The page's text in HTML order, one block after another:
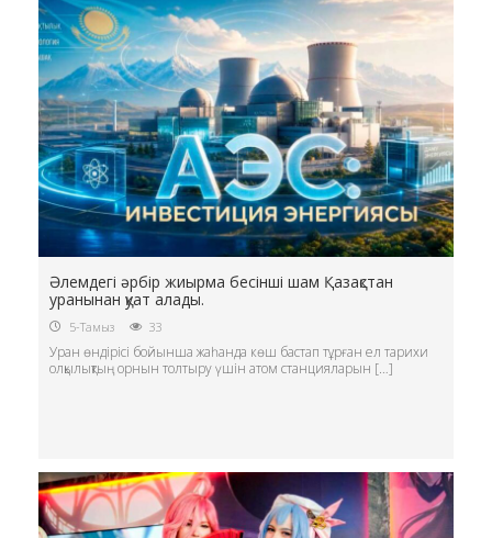
Әлемдегі әрбір жиырма бесінші шам Қазақстан
уранынан қуат алады.
5-Тамыз 33
Уран өндірісі бойынша жаһанда көш бастап тұрған ел тарихи
олқылықтың орнын толтыру үшін атом станцияларын […]